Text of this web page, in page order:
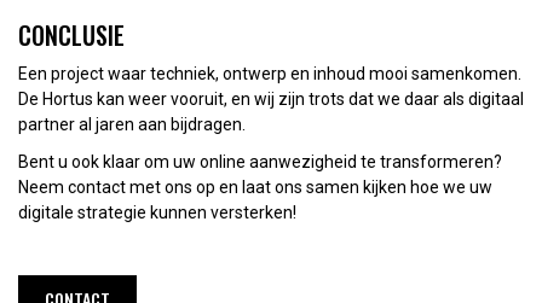
CONCLUSIE
Een project waar techniek, ontwerp en inhoud mooi samenkomen.
De Hortus kan weer vooruit, en wij zijn trots dat we daar als digitaal
partner al jaren aan bijdragen.
Bent u ook klaar om uw online aanwezigheid te transformeren?
Neem contact met ons op en laat ons samen kijken hoe we uw
digitale strategie kunnen versterken!